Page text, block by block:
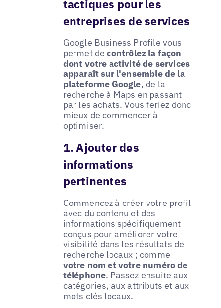
tactiques pour les
entreprises de services
Google Business Profile vous
permet decontrôlez la façon
dont votre activité de services
apparaît sur l'ensemble de la
plateforme Google, de la
recherche à Maps en passant
par les achats. Vous feriez donc
mieux de commencer à
optimiser.
1. Ajouter des
informations
pertinentes
Commencez à créer votre profil
avec du contenu et des
informations spécifiquement
conçus pour améliorer votre
visibilité dans les résultats de
recherche locaux ; comme
votre nom et votre numéro de
téléphone. Passez ensuite aux
catégories, aux attributs et aux
mots clés locaux.